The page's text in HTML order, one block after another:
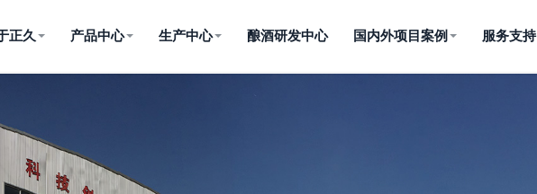
正久 产品中心 生产中心 酿酒研发中心 国内外项目案例 服务支持